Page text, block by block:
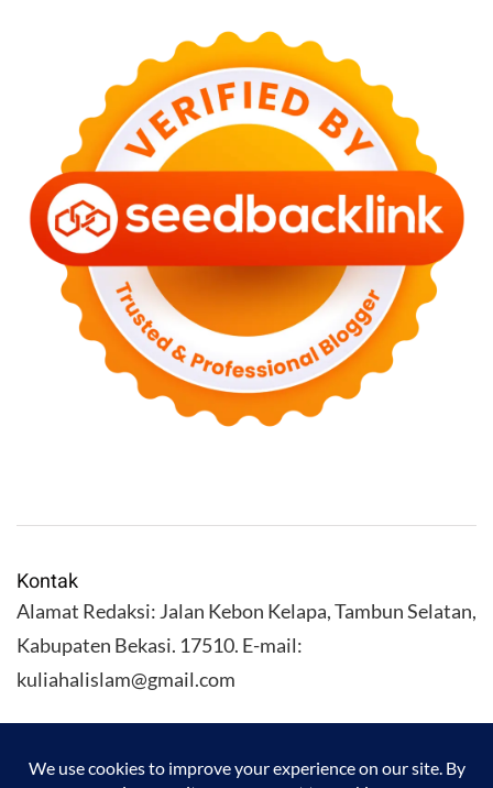
Kontak
Alamat Redaksi: Jalan Kebon Kelapa, Tambun Selatan,
Kabupaten Bekasi. 17510. E-mail:
kuliahalislam@gmail.com